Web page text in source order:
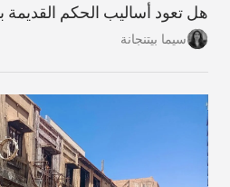
هل تعود أساليب الحكم
المقال مؤشرات ذلك وما يلزم
سيما بيتنجانة